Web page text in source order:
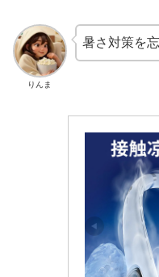
りんま
暑さ対策を